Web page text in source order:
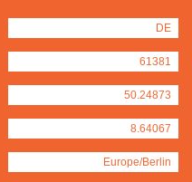
DE
61381
50.24873
8.64067
Europe/Berlin